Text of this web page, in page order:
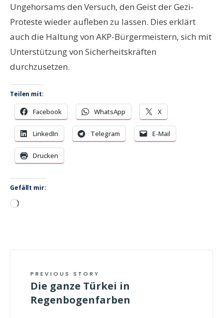
Ungehorsams den Versuch, den Geist der Gezi-
Proteste wieder aufleben zu lassen. Dies erklärt
auch die Haltung von AKP-Bürgermeistern, sich mit
Unterstützung von Sicherheitskräften
durchzusetzen.
Teilen mit:
Facebook WhatsApp X
LinkedIn Telegram E-Mail
Drucken
Gefällt mir:
Wird
PREVIOUS STORY
Die ganze Türkei in
Regenbogenfarben